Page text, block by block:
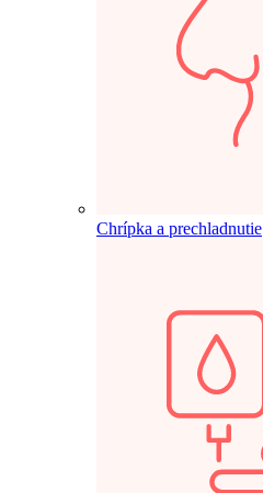
Chrípka a prechladnutie